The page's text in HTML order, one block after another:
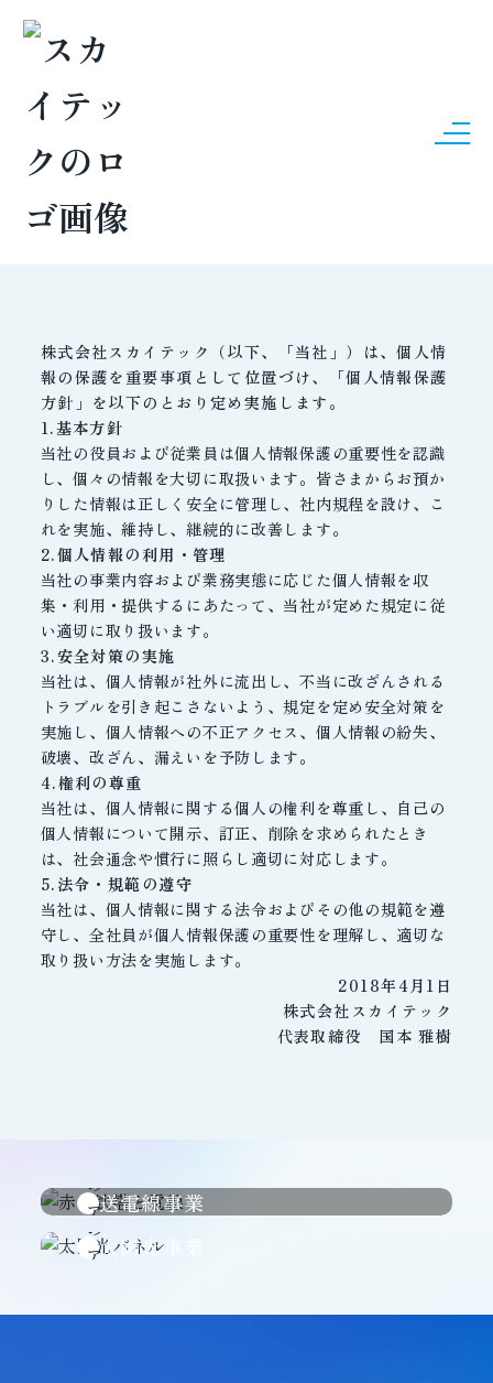
PRIVACY
株式会社スカイテック（以下、「当社」）は、個人情
報の保護を重要事項として位置づけ、「個人情報保護
方針」を以下のとおり定め実施します。
1.基本方針
当社の役員および従業員は個人情報保護の重要性を認識
し、個々の情報を大切に取扱います。皆さまからお預か
りした情報は正しく安全に管理し、社内規程を設け、こ
れを実施、維持し、継続的に改善します。
2.個人情報の利用・管理
当社の事業内容および業務実態に応じた個人情報を収
集・利用・提供するにあたって、当社が定めた規定に従
い適切に取り扱います。
3.安全対策の実施
当社は、個人情報が社外に流出し、不当に改ざんされる
トラブルを引き起こさないよう、規定を定め安全対策を
実施し、個人情報への不正アクセス、個人情報の紛失、
破壊、改ざん、漏えいを予防します。
4.権利の尊重
当社は、個人情報に関する個人の権利を尊重し、自己の
個人情報について開示、訂正、削除を求められたとき
は、社会通念や慣行に照らし適切に対応します。
5.法令・規範の遵守
当社は、個人情報に関する法令およびその他の規範を遵
守し、全社員が個人情報保護の重要性を理解し、適切な
取り扱い方法を実施します。
2018年4月1日
株式会社スカイテック
代表取締役 国本 雅樹
送電線事業
太陽光事業